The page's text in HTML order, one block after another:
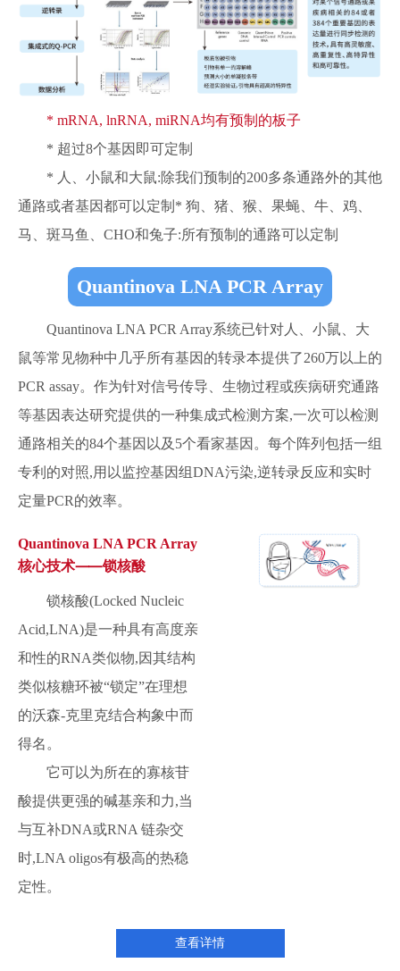
* mRNA, lnRNA, miRNA均有预制的板子
* 超过8个基因即可定制
* 人、小鼠和大鼠:除我们预制的200多条通路外的其他
通路或者基因都可以定制* 狗、猪、猴、果蝇、牛、鸡、
马、斑马鱼、CHO和兔子:所有预制的通路可以定制
Quantinova LNA PCR Array
Quantinova LNA PCR Array系统已针对人、小鼠、大
鼠等常见物种中几乎所有基因的转录本提供了260万以上的
PCR assay。作为针对信号传导、生物过程或疾病研究通路
等基因表达研究提供的一种集成式检测方案,一次可以检测
通路相关的84个基因以及5个看家基因。每个阵列包括一组
专利的对照,用以监控基因组DNA污染,逆转录反应和实时
定量PCR的效率。
Quantinova LNA PCR Array
核心技术⸺锁核酸
锁核酸(Locked Nucleic
Acid,LNA)是一种具有高度亲
和性的RNA类似物,因其结构
类似核糖环被“锁定”在理想
的沃森-克里克结合构象中而
得名。
它可以为所在的寡核苷
酸提供更强的碱基亲和力,当
与互补DNA或RNA 链杂交
时,LNA oligos有极高的热稳
定性。
查看详情